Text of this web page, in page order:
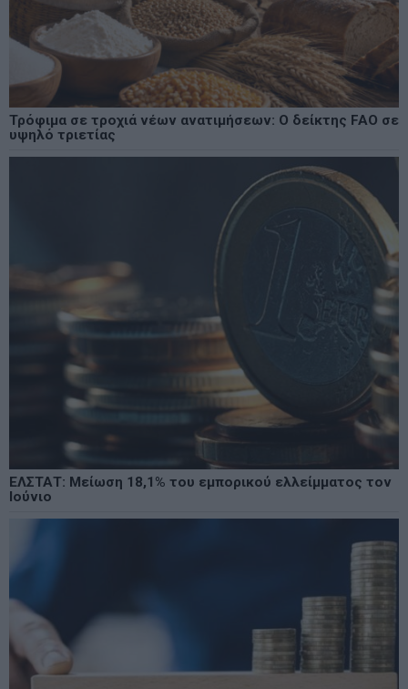
Τρόφιμα σε τροχιά νέων ανατιμήσεων: Ο δείκτης FAO σε
υψηλό τριετίας
ΕΛΣΤΑΤ: Μείωση 18,1% του εμπορικού ελλείμματος τον
Ιούνιο